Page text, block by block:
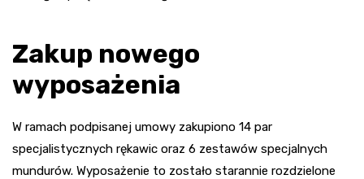
Zakup nowego
wyposażenia
W ramach podpisanej umowy zakupiono 14 par
specjalistycznych rękawic oraz 6 zestawów specjalnych
mundurów. Wyposażenie to zostało starannie rozdzielone